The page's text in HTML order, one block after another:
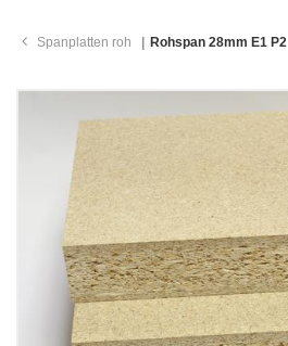
Spanplatten roh Rohspan 28mm E1 P2